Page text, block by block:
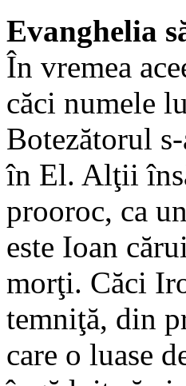
Evanghelia
În vremea
căci numele
Botezătorul
în El. Alţii
prooroc, ca
este Ioan
morţi. Căci
temniţă, din
care o luase